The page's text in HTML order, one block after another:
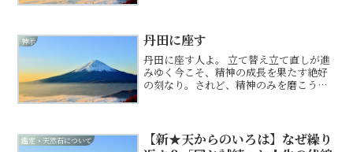
ば、どこまでも寛容に過去の...
神示 丹田に座す
丹田に座す人よ。 立て替え立て直しが進
みゆく今こそ、精神の成長を果たす絶好
の刻なり。されど、精神のみを磨こうと
致させることに他ならぬ...
鑑定・天然石について
【新★天からのいろは】なぜ繰り